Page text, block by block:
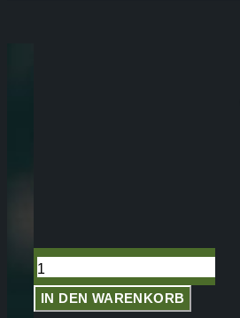
Haifischbar
Bag
Menge
IN DEN WARENKORB